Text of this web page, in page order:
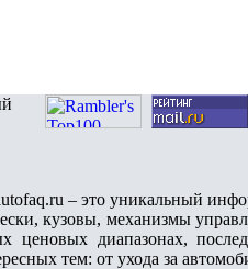
– это уникальный
кузовы, механизмы
ценовых диапазонах,
тем: от ухода за